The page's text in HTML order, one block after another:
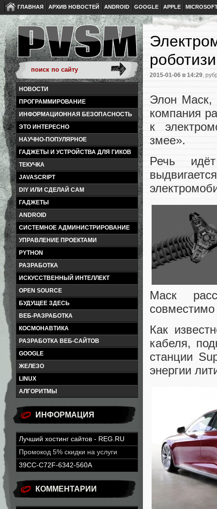
ГЛАВНАЯ АРХИВ НОВОСТЕЙ ANDROID GOOGLE APPLE
НОВОСТИ
ПРОГРАММИРОВАНИЕ
ИНФОРМАЦИОННАЯ БЕЗОПАСНОСТЬ
ЭТО ИНТЕРЕСНО
НАУЧНО-ПОПУЛЯРНОЕ
ГАДЖЕТЫ И УСТРОЙСТВА ДЛЯ ГИКОВ
ТЕКУЧКА
JAVASCRIPT
DIY ИЛИ СДЕЛАЙ САМ
ГАДЖЕТЫ
ANDROID
СИСТЕМНОЕ АДМИНИСТРИРОВАНИЕ
УПРАВЛЕНИЕ ПРОЕКТАМИ
PYTHON
РАЗРАБОТКА
ИСКУССТВЕННЫЙ ИНТЕЛЛЕКТ
OPEN SOURCE
БУДУЩЕЕ ЗДЕСЬ
ВЕБ-РАЗРАБОТКА
КОСМОНАВТИКА
РАЗРАБОТКА ВЕБ-САЙТОВ
GOOGLE
ЖЕЛЕЗО
LINUX
АЛГОРИТМЫ
ИНФОРМАЦИЯ
Лучший хостинг сайтов - REG.RU
Промокод 5% скидки на услуги
39CC-C72F-6342-560A
КОММЕНТАРИИ
2015-01-06 в 14:29,
Элон Маск,
компания
к
змее».
Речь
Маск
Как
кабеля,
станции
энергии